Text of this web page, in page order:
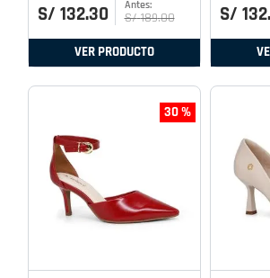
S/ 132.30 S/ 189.00
VER PRODUCTO
S/ 132.
30 %